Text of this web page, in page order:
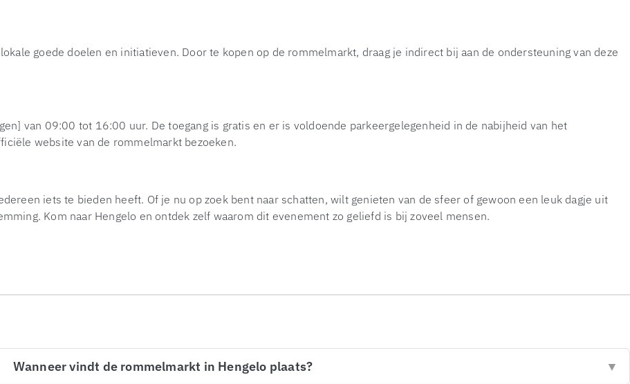
goede doelen en initiatieven. Door te kopen op de rommelmarkt, draag je indirect bij aan de ondersteuning van deze
van 09:00 tot 16:00 uur. De toegang is gratis en er is voldoende parkeergelegenheid in de nabijheid van het
website van de rommelmarkt bezoeken.
iets te bieden heeft. Of je nu op zoek bent naar schatten, wilt genieten van de sfeer of gewoon een leuk dagje uit
Kom naar Hengelo en ontdek zelf waarom dit evenement zo geliefd is bij zoveel mensen.
Wanneer vindt de rommelmarkt in Hengelo plaats? ▼